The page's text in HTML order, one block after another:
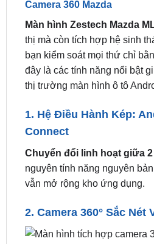
thị mà còn tích hợp hệ sinh
bạn kiểm soát mọi thứ chỉ
đây là các tính năng nổi bật
thị trường màn hình ô tô
1. Hệ Điều Hành Kép:
Chuyển đổi linh hoạt giữa
nguyên tính năng nguyên bản
vẫn mở rộng kho ứng dụng.
2. Camera 360° Sắc Nét
Màn hình tích hợp camera